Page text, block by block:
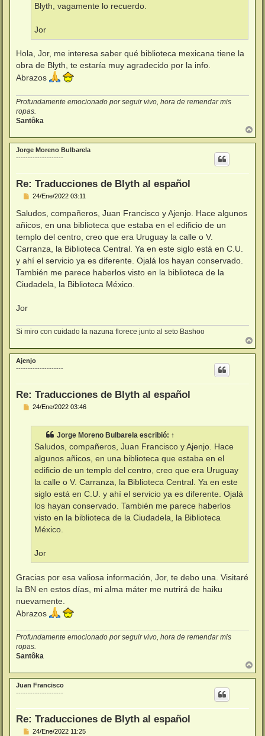
Blyth, vagamente lo recuerdo.
Jor
Hola, Jor, me interesa saber qué biblioteca mexicana tiene la
obra de Blyth, te estaría muy agradecido por la info.
Abrazos
Profundamente emocionado por seguir vivo, hora de remendar mis
ropas.
Santôka
r
r
Jorge Moreno Bulbarela
--------------------
Re: Traducciones de Blyth al español
M
n
s
a
e
24/Ene/2022 03:11
Saludos, compañeros, Juan Francisco y Ajenjo. Hace algunos
añicos, en una biblioteca que estaba en el edificio de un
templo del centro, creo que era Uruguay la calle o V.
Carranza, la Biblioteca Central. Ya en este siglo está en C.U.
y ahí el servicio ya es diferente. Ojalá los hayan conservado.
También me parece haberlos visto en la biblioteca de la
Ciudadela, la Biblioteca México.
Jor
Si miro con cuidado la nazuna florece junto al seto Bashoo
r
r
Ajenjo
--------------------
Re: Traducciones de Blyth al español
M
24/Ene/2022 03:46
Jorge Moreno Bulbarela escribió: ↑
Saludos, compañeros, Juan Francisco y Ajenjo. Hace
algunos añicos, en una biblioteca que estaba en el
edificio de un templo del centro, creo que era Uruguay
la calle o V. Carranza, la Biblioteca Central. Ya en este
siglo está en C.U. y ahí el servicio ya es diferente. Ojalá
los hayan conservado. También me parece haberlos
visto en la biblioteca de la Ciudadela, la Biblioteca
México.
Jor
Gracias por esa valiosa información, Jor, te debo una. Visitaré
la BN en estos días, mi alma máter me nutrirá de haiku
nuevamente.
Abrazos
Profundamente emocionado por seguir vivo, hora de remendar mis
ropas.
Santôka
r
r
Juan Francisco
--------------------
Re: Traducciones de Blyth al español
M
24/Ene/2022 11:25